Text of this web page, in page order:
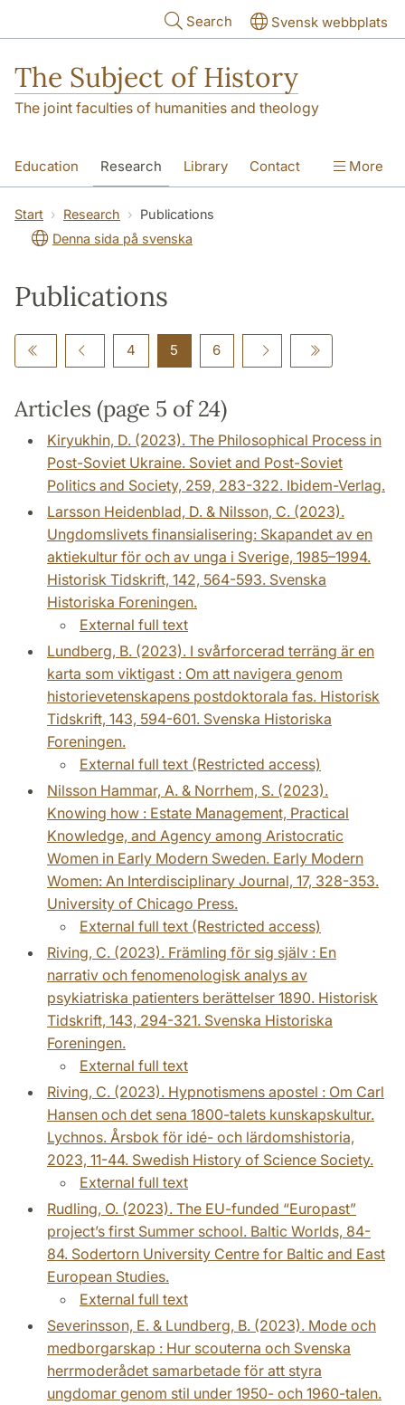
Search Svensk webbplats
The Subject of History
The joint faculties of humanities and theology
Education Research Library Contact
About us Accessibility
More
Start Research
Publications
Denna sida på svenska
Publications
4 5 6
Articles (page 5 of 24)
Kiryukhin, D. (2023). The Philosophical Process in
Post-Soviet Ukraine. Soviet and Post-Soviet
Politics and Society, 259, 283-322. Ibidem-Verlag.
Larsson Heidenblad, D. & Nilsson, C. (2023).
Ungdomslivets finansialisering: Skapandet av en
aktiekultur för och av unga i Sverige, 1985–1994.
Historisk Tidskrift, 142, 564-593. Svenska
Historiska Foreningen.
External full text
Lundberg, B. (2023). I svårforcerad terräng är en
karta som viktigast : Om att navigera genom
historievetenskapens postdoktorala fas. Historisk
Tidskrift, 143, 594-601. Svenska Historiska
Foreningen.
External full text (Restricted access)
Nilsson Hammar, A. & Norrhem, S. (2023).
Knowing how : Estate Management, Practical
Knowledge, and Agency among Aristocratic
Women in Early Modern Sweden. Early Modern
Women: An Interdisciplinary Journal, 17, 328-353.
University of Chicago Press.
External full text (Restricted access)
Riving, C. (2023). Främling för sig själv : En
narrativ och fenomenologisk analys av
psykiatriska patienters berättelser 1890. Historisk
Tidskrift, 143, 294-321. Svenska Historiska
Foreningen.
External full text
Riving, C. (2023). Hypnotismens apostel : Om Carl
Hansen och det sena 1800-talets kunskapskultur.
Lychnos. Årsbok för idé- och lärdomshistoria,
2023, 11-44. Swedish History of Science Society.
External full text
Rudling, O. (2023). The EU-funded “Europast”
project’s first Summer school. Baltic Worlds, 84-
84. Sodertorn University Centre for Baltic and East
European Studies.
External full text
Severinsson, E. & Lundberg, B. (2023). Mode och
medborgarskap : Hur scouterna och Svenska
herrmoderådet samarbetade för att styra
ungdomar genom stil under 1950- och 1960-talen.